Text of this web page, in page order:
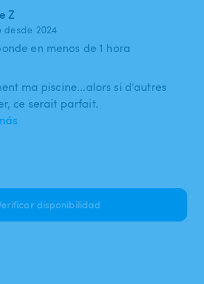
Z
2024
en menos de 1 hora
ma piscine...alors si d'autres
ce serait parfait.
disponibilidad